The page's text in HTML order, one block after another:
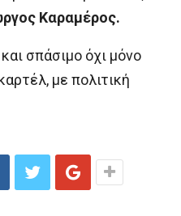
Καραμέρος.
σπάσιμο όχι μόνο
με πολιτική